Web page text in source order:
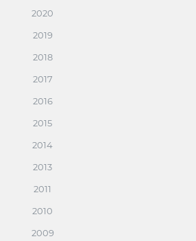
2020
2019
2018
2017
2016
2015
2014
2013
2011
2010
2009